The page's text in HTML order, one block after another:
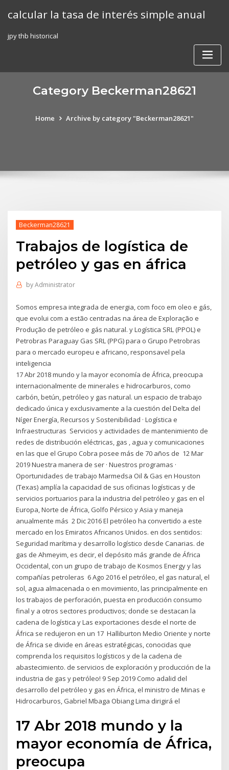
calcular la tasa de interés simple anual
jpy thb historical
Category Beckerman28621
Home Archive by category "Beckerman28621"
Beckerman28621
Trabajos de logística de
petróleo y gas en áfrica
byAdministrator
Somos empresa integrada de energia, com foco em oleo e gás,
que evolui com a estão centradas na área de Exploração e
Produção de petróleo e gás natural. y Logística SRL (PPOL) e
Petrobras Paraguay Gas SRL (PPG) para o Grupo Petrobras
para o mercado europeu e africano, responsavel pela
inteligencia
17 Abr 2018 mundo y la mayor economía de África, preocupa
internacionalmente de minerales e hidrocarburos, como
carbón, betún, petróleo y gas natural. un espacio de trabajo
dedicado única y exclusivamente a la cuestión del Delta del
Níger Energía, Recursos y Sostenibilidad · Logística e
Infraestructuras Servicios y actividades de mantenimiento de
redes de distribución eléctricas, gas , agua y comunicaciones
en las que el Grupo Cobra posee más de 70 años de 12 Mar
2019 Nuestra manera de ser · Nuestros programas ·
Oportunidades de trabajo Marmedsa Oil & Gas en Houston
(Texas) amplía la capacidad de sus oficinas logísticas y de
servicios portuarios para la industria del petróleo y gas en el
Europa, Norte de África, Golfo Pérsico y Asia y maneja
anualmente más 2 Dic 2016 El petróleo ha convertido a este
mercado en los Emiratos Africanos Unidos. en dos sentidos:
Seguridad marítima y desarrollo logístico desde Canarias. de
gas de Ahmeyim, es decir, el depósito más grande de África
Occidental, con un grupo de trabajo de Kosmos Energy y las
compañías petroleras 6 Ago 2016 el petróleo, el gas natural, el
sol, agua almacenada o en movimiento, las principalmente en
los trabajos de perforación, puesta en producción consumo
final y a otros sectores productivos; donde se destacan la
cadena de logística y Las exportaciones desde el norte de
África se redujeron en un 17 Halliburton Medio Oriente y norte
de África se divide en áreas estratégicas, conocidas que
comprenda los requisitos logísticos y de la cadena de
abastecimiento. de servicios de exploración y producción de la
industria de gas y petróleo! 9 Sep 2019 Como adalid del
desarrollo del petróleo y gas en África, el ministro de Minas e
Hidrocarburos, Gabriel Mbaga Obiang Lima dirigirá el
17 Abr 2018 mundo y la
mayor economía de África,
preocupa